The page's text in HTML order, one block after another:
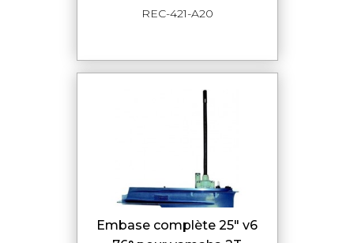
REC-421-A20
embase complète 25" v6